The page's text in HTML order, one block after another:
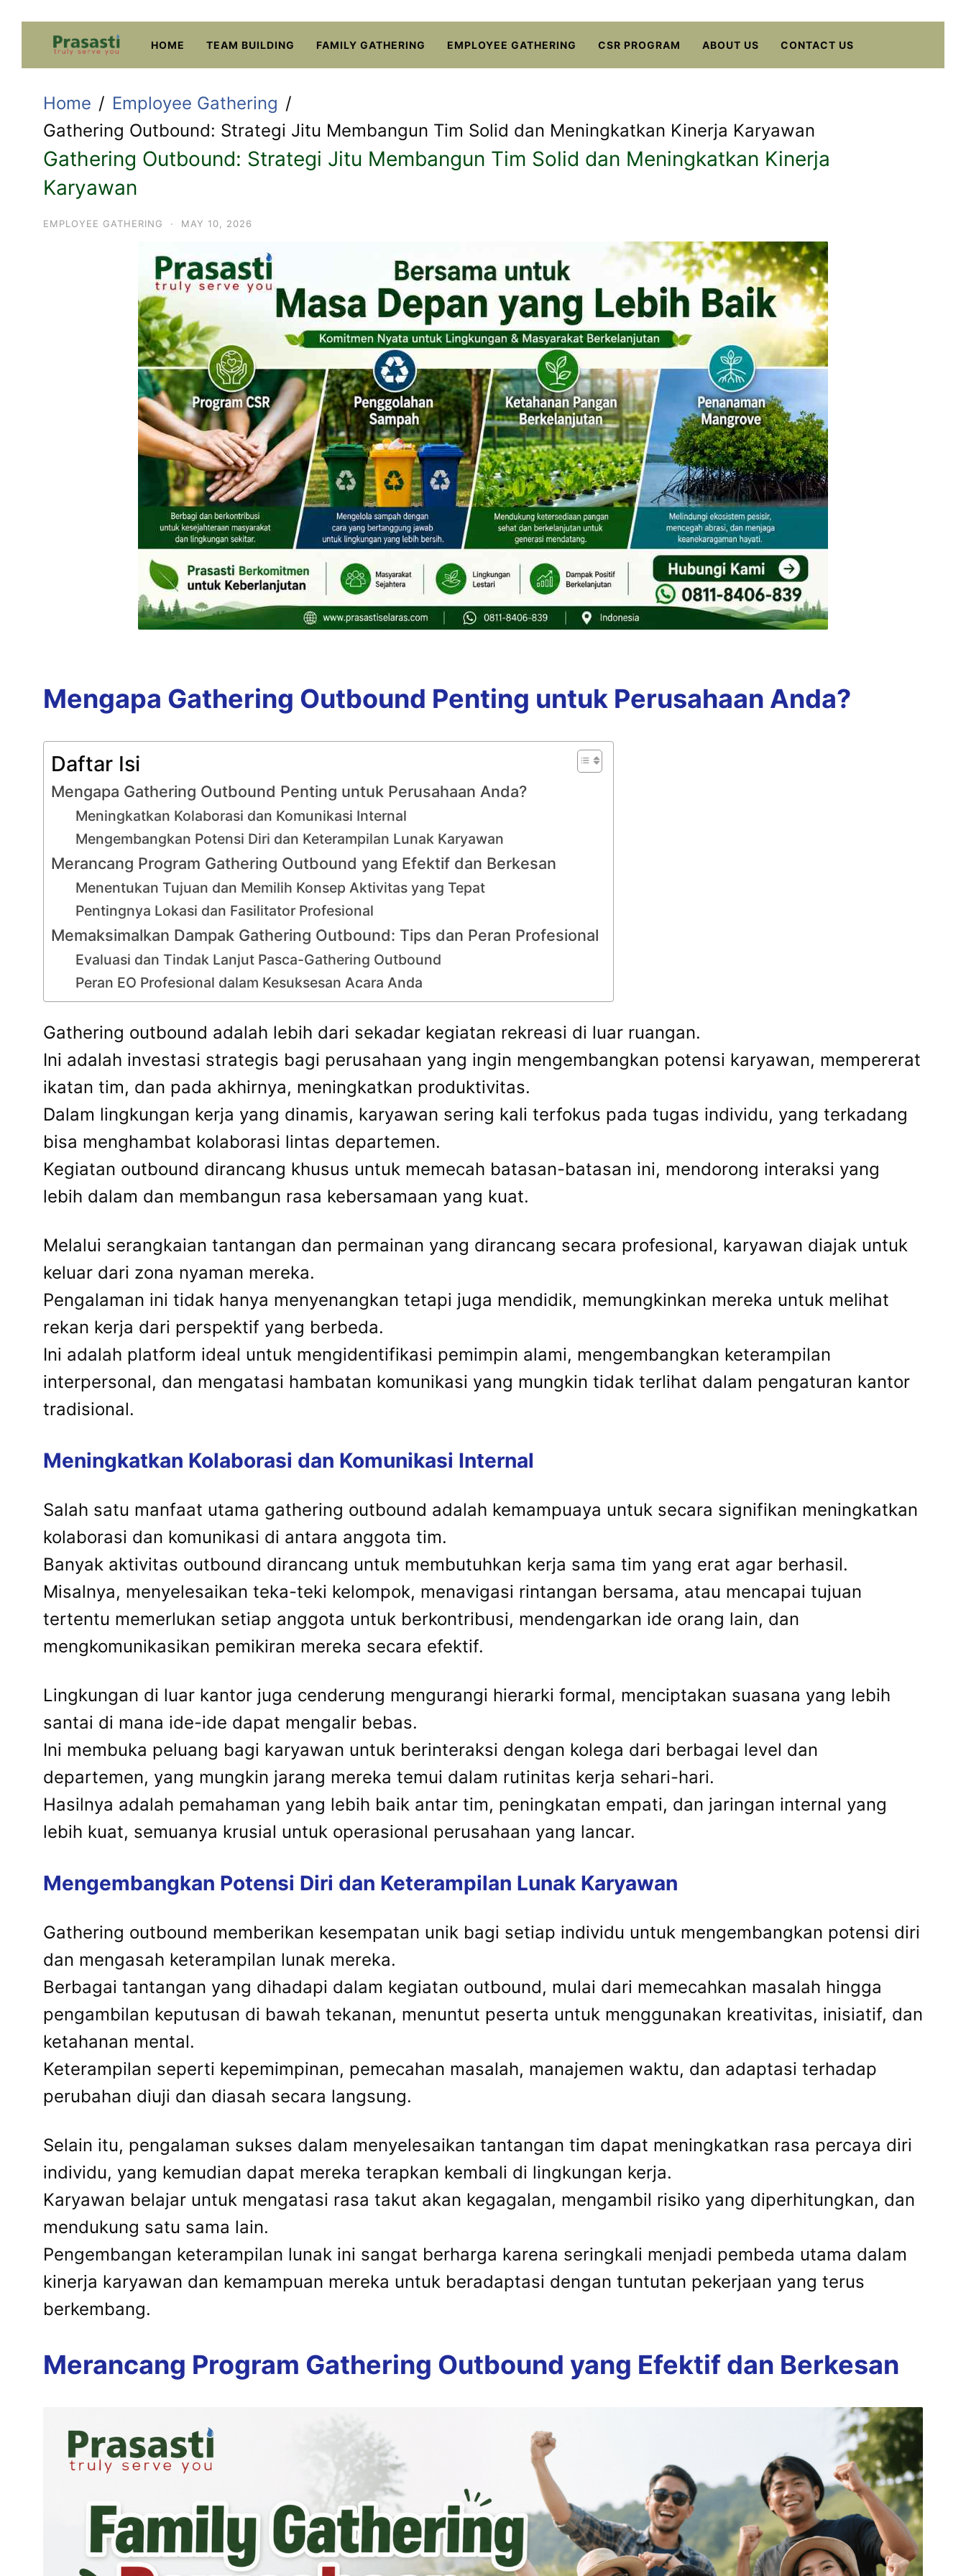
content
HOME TEAM BUILDING FAMILY GATHERING EMPLOYEE GATHERING CSR PROGRAM ABOUT US CONTACT US
Home
Employee Gathering
Gathering Outbound: Strategi Jitu Membangun Tim Solid dan Meningkatkan Kinerja Karyawan
Gathering Outbound: Strategi Jitu Membangun Tim Solid dan Meningkatkan Kinerja
Karyawan
EMPLOYEE GATHERING · MAY 10, 2026
Mengapa Gathering Outbound Penting untuk Perusahaan Anda?
Daftar Isi
Mengapa Gathering Outbound Penting untuk Perusahaan Anda?
Meningkatkan Kolaborasi dan Komunikasi Internal
Mengembangkan Potensi Diri dan Keterampilan Lunak Karyawan
Merancang Program Gathering Outbound yang Efektif dan Berkesan
Menentukan Tujuan dan Memilih Konsep Aktivitas yang Tepat
Pentingnya Lokasi dan Fasilitator Profesional
Memaksimalkan Dampak Gathering Outbound: Tips dan Peran Profesional
Evaluasi dan Tindak Lanjut Pasca-Gathering Outbound
Peran EO Profesional dalam Kesuksesan Acara Anda
Gathering outbound adalah lebih dari sekadar kegiatan rekreasi di luar ruangan.
Ini adalah investasi strategis bagi perusahaan yang ingin mengembangkan potensi karyawan, mempererat
ikatan tim, dan pada akhirnya, meningkatkan produktivitas.
Dalam lingkungan kerja yang dinamis, karyawan sering kali terfokus pada tugas individu, yang terkadang
bisa menghambat kolaborasi lintas departemen.
Kegiatan outbound dirancang khusus untuk memecah batasan-batasan ini, mendorong interaksi yang
lebih dalam dan membangun rasa kebersamaan yang kuat.
Melalui serangkaian tantangan dan permainan yang dirancang secara profesional, karyawan diajak untuk
keluar dari zona nyaman mereka.
Pengalaman ini tidak hanya menyenangkan tetapi juga mendidik, memungkinkan mereka untuk melihat
rekan kerja dari perspektif yang berbeda.
Ini adalah platform ideal untuk mengidentifikasi pemimpin alami, mengembangkan keterampilan
interpersonal, dan mengatasi hambatan komunikasi yang mungkin tidak terlihat dalam pengaturan kantor
tradisional.
Meningkatkan Kolaborasi dan Komunikasi Internal
Salah satu manfaat utama gathering outbound adalah kemampuaya untuk secara signifikan meningkatkan
kolaborasi dan komunikasi di antara anggota tim.
Banyak aktivitas outbound dirancang untuk membutuhkan kerja sama tim yang erat agar berhasil.
Misalnya, menyelesaikan teka-teki kelompok, menavigasi rintangan bersama, atau mencapai tujuan
tertentu memerlukan setiap anggota untuk berkontribusi, mendengarkan ide orang lain, dan
mengkomunikasikan pemikiran mereka secara efektif.
Lingkungan di luar kantor juga cenderung mengurangi hierarki formal, menciptakan suasana yang lebih
santai di mana ide-ide dapat mengalir bebas.
Ini membuka peluang bagi karyawan untuk berinteraksi dengan kolega dari berbagai level dan
departemen, yang mungkin jarang mereka temui dalam rutinitas kerja sehari-hari.
Hasilnya adalah pemahaman yang lebih baik antar tim, peningkatan empati, dan jaringan internal yang
lebih kuat, semuanya krusial untuk operasional perusahaan yang lancar.
Mengembangkan Potensi Diri dan Keterampilan Lunak Karyawan
Gathering outbound memberikan kesempatan unik bagi setiap individu untuk mengembangkan potensi diri
dan mengasah keterampilan lunak mereka.
Berbagai tantangan yang dihadapi dalam kegiatan outbound, mulai dari memecahkan masalah hingga
pengambilan keputusan di bawah tekanan, menuntut peserta untuk menggunakan kreativitas, inisiatif, dan
ketahanan mental.
Keterampilan seperti kepemimpinan, pemecahan masalah, manajemen waktu, dan adaptasi terhadap
perubahan diuji dan diasah secara langsung.
Selain itu, pengalaman sukses dalam menyelesaikan tantangan tim dapat meningkatkan rasa percaya diri
individu, yang kemudian dapat mereka terapkan kembali di lingkungan kerja.
Karyawan belajar untuk mengatasi rasa takut akan kegagalan, mengambil risiko yang diperhitungkan, dan
mendukung satu sama lain.
Pengembangan keterampilan lunak ini sangat berharga karena seringkali menjadi pembeda utama dalam
kinerja karyawan dan kemampuan mereka untuk beradaptasi dengan tuntutan pekerjaan yang terus
berkembang.
Merancang Program Gathering Outbound yang Efektif dan Berkesan